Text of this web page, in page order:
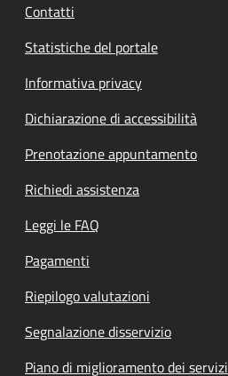
Contatti
Statistiche del portale
Informativa privacy
Dichiarazione di accessibilità
Prenotazione appuntamento
Richiedi assistenza
Leggi le FAQ
Pagamenti
Riepilogo valutazioni
Segnalazione disservizio
Piano di miglioramento dei servizi